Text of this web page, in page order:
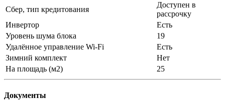
Сбер, тип кредитования
Доступен в
рассрочку
Инвертор
Есть
Уровень шума блока
19
Удалённое управление Wi-Fi
Есть
Зимний комплект
Нет
На площадь (м2)
25
Документы